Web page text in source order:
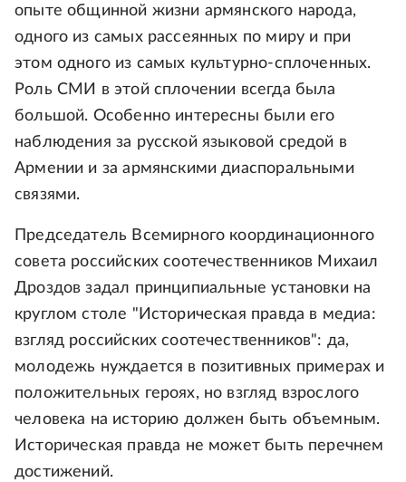
опыте общинной жизни армянского народа,
одного из самых рассеянных по миру и при
этом одного из самых культурно-сплоченных.
Роль СМИ в этой сплочении всегда была
большой. Особенно интересны были его
наблюдения за русской языковой средой в
Армении и за армянскими диаспоральными
связями.
Председатель Всемирного координационного
совета российских соотечественников Михаил
Дроздов задал принципиальные установки на
круглом столе "Историческая правда в медиа:
взгляд российских соотечественников": да,
молодежь нуждается в позитивных примерах и
положительных героях, но взгляд взрослого
человека на историю должен быть объемным.
Историческая правда не может быть перечнем
достижений.